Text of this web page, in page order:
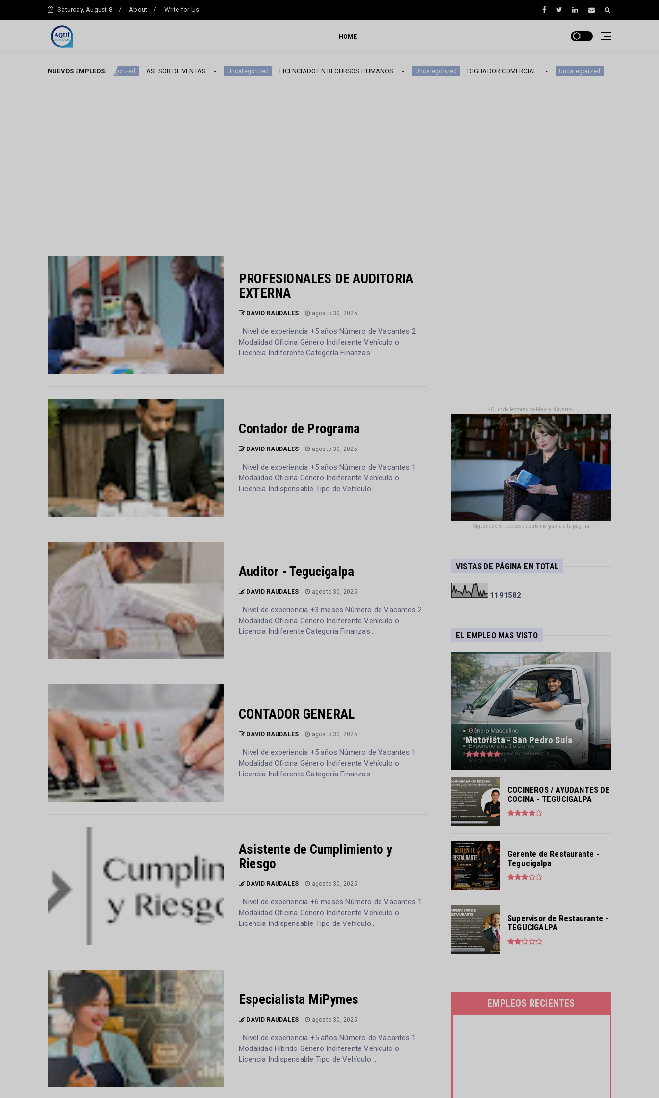
Saturday, August 8 About Write for Us
HOME
NUEVOS EMPLEOS:
Uncategorized ASESOR DE VENTAS Uncategorized LICENCIADO EN RECURSOS HUMANOS Uncategorized DIGITADOR COMERCIAL Uncategorized AUXILIAR DE MONITOREO
PROFESIONALES DE AUDITORIA
EXTERNA
DAVID RAUDALES agosto 30, 2025
Nivel de experiencia +5 años Número de Vacantes 2
Modalidad Oficina Género Indiferente Vehículo o
Licencia Indiferente Categoría Finanzas ...
Contador de Programa
DAVID RAUDALES agosto 30, 2025
Nivel de experiencia +5 años Número de Vacantes 1
Modalidad Oficina Género Indiferente Vehículo o
Licencia Indispensable Tipo de Vehículo ...
Auditor - Tegucigalpa
DAVID RAUDALES agosto 30, 2025
Nivel de experiencia +3 meses Número de Vacantes 2
Modalidad Oficina Género Indiferente Vehículo o
Licencia Indiferente Categoría Finanzas...
CONTADOR GENERAL
DAVID RAUDALES agosto 30, 2025
Nivel de experiencia +5 años Número de Vacantes 1
Modalidad Oficina Género Indiferente Vehículo o
Licencia Indiferente Categoría Finanzas ...
Asistente de Cumplimiento y
Riesgo
DAVID RAUDALES agosto 30, 2025
Nivel de experiencia +6 meses Número de Vacantes 1
Modalidad Oficina Género Indiferente Vehículo o
Licencia Indispensable Tipo de Vehículo...
Especialista MiPymes
DAVID RAUDALES agosto 30, 2025
Nivel de experiencia +5 años Número de Vacantes 1
Modalidad Híbrido Género Indiferente Vehículo o
Licencia Indispensable Tipo de Vehículo ...
- Club de lectores de Mayra Navarro -
Síguenos en Facebook y dale me gusta a la página
VISTAS DE PÁGINA EN TOTAL
1 1 91 582
EL EMPLEO MAS VISTO
Motorista - San Pedro Sula
COCINEROS / AYUDANTES DE
COCINA - TEGUCIGALPA
Gerente de Restaurante -
Tegucigalpa
Supervisor de Restaurante -
TEGUCIGALPA
EMPLEOS RECIENTES